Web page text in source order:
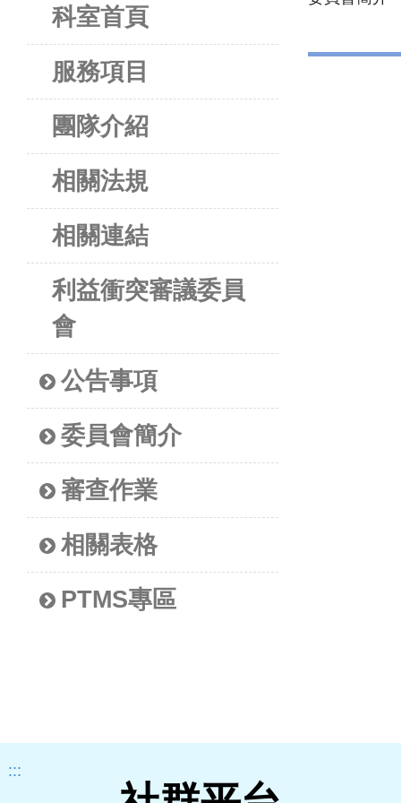
科室首頁
服務項目
團隊介紹
相關法規
相關連結
利益衝突審議委員
會
公告事項
委員會簡介
審查作業
相關表格
PTMS專區
:::